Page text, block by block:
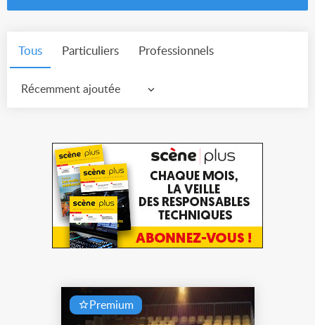
Tous Particuliers Professionnels
Récemment ajoutée
Premium